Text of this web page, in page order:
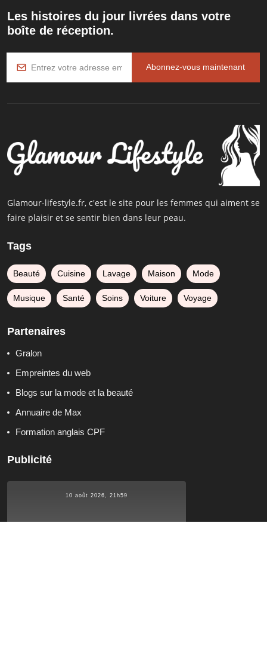
Les histoires du jour livrées dans votre
boîte de réception.
Abonnez-vous maintenant
Glamour-lifestyle.fr, c'est le site pour les femmes qui aiment se
faire plaisir et se sentir bien dans leur peau.
Tags
Beauté Cuisine Lavage Maison Mode
Musique Santé Soins Voiture Voyage
Partenaires
Gralon
Empreintes du web
Blogs sur la mode et la beauté
Annuaire de Max
Formation anglais CPF
Publicité
10 août 2026, 21h59